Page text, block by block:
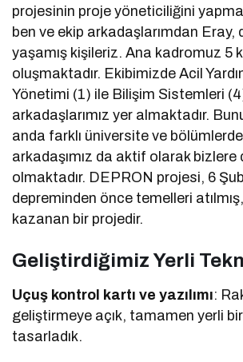
projesinin proje yöneticiliğini
ben ve ekip arkadaşlarımdan Eray,
yaşamış kişileriz. Ana kadromuz 5
oluşmaktadır. Ekibimizde Acil
Yönetimi (1) ile Bilişim Sistemleri
arkadaşlarımız yer almaktadır.
anda farklı üniversite ve
arkadaşımız da aktif olarak bizlere
olmaktadır. DEPRON projesi, 6
depreminden önce temelleri
kazanan bir projedir.
Geliştirdiğimiz Yerli
Uçuş kontrol kartı ve yazılımı:
geliştirmeye açık, tamamen yerli
tasarladık.